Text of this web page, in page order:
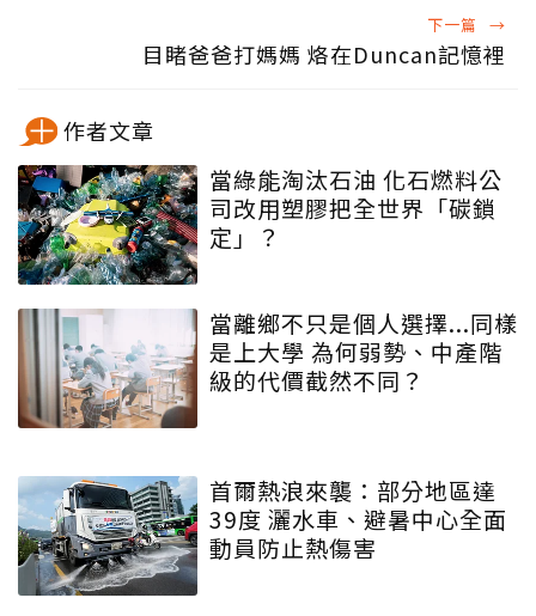
下一篇 →
目睹爸爸打媽媽 烙在Duncan記憶裡
作者文章
當綠能淘汰石油 化石燃料公
司改用塑膠把全世界「碳鎖
定」？
當離鄉不只是個人選擇...同樣
是上大學 為何弱勢、中產階
級的代價截然不同？
首爾熱浪來襲：部分地區達
39度 灑水車、避暑中心全面
動員防止熱傷害